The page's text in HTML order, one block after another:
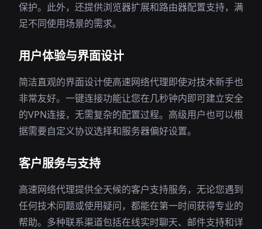
保护。此外，还提供浏览器扩展和路由器配置支持，满
足不同使用场景的需求。
用户体验与界面设计
简洁直观的界面设计使高速网络代理即使对技术新手也
非常友好。一键连接功能让您在几秒钟内即可建立安全
的VPN连接，无需复杂的配置过程。高级用户也可以根
据需要自定义协议选择和服务器偏好设置。
客户服务与支持
高速网络代理提供全天候的客户支持服务，无论您遇到
任何技术问题或使用疑问，都能在第一时间获得专业的
帮助。多种联系渠道包括在线实时聊天、邮件支持和详